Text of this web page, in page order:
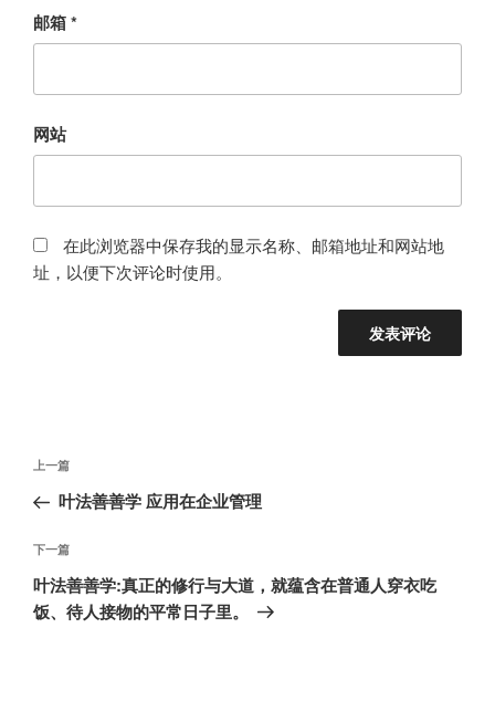
邮箱*
网站
在此浏览器中保存我的显示名称、邮箱地址和网站地
址，以便下次评论时使用。
文
导
航
上
一
文
章
上一篇
叶法善善学 应用在企业管理
下
一
篇
下一篇
叶法善善学:真正的修行与大道，就蕴含在普通人穿衣吃
饭、待人接物的平常日子里。